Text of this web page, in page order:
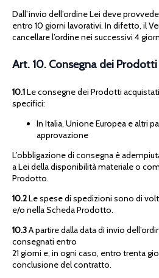
Dall’invio dell’ordine Lei deve
entro 10 giorni lavorativi. In difetto, il
cancellare l’ordine nei successivi 4
Art. 10. Consegna dei Prodotti
10.1Le consegne dei Prodotti
specifici:
In Italia, Unione Europea e altri
approvazione
L’obbligazione di consegna è
a Lei della disponibilità materiale o
Prodotto.
10.2Le spese di spedizioni sono di
e/o nella Scheda Prodotto.
10.3A partire dalla data di invio
consegnati entro
21 giorni e, in ogni caso, entro trenta
conclusione del contratto.